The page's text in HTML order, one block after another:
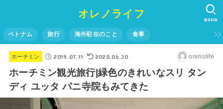
オレノライフ
ベトナム 旅行 海外駐在のこと 食事
SEARCH
ホーチミン 2019.07.11 2020.06.30 orenolife
ホーチミン観光旅行|緑色のきれいなスリ タン
ディ ユッタ パニ寺院もみてきた